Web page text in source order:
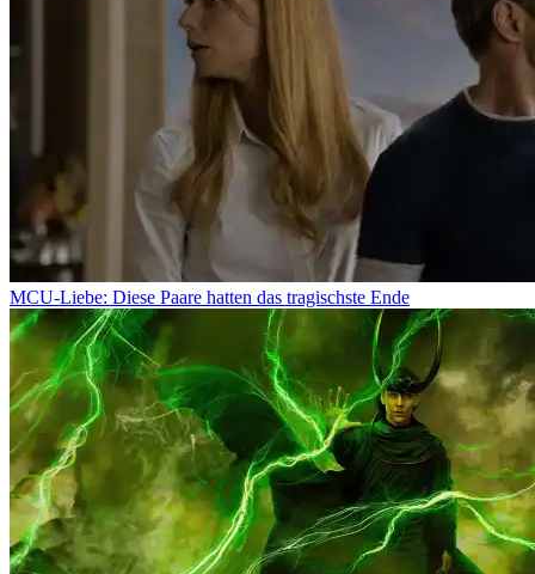
MCU-Liebe: Diese Paare hatten das tragischste Ende